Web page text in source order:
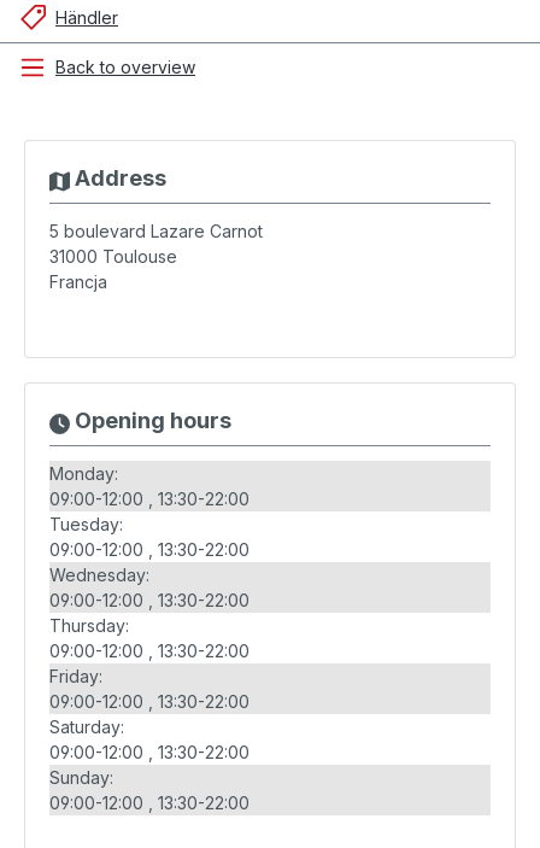
Händler
Back to overview
Address
5 boulevard Lazare Carnot
31000 Toulouse
Francja
Opening hours
Monday:
09:00-12:00
13:30-22:00
Tuesday:
09:00-12:00
13:30-22:00
Wednesday:
09:00-12:00
13:30-22:00
Thursday:
09:00-12:00
13:30-22:00
Friday:
09:00-12:00
13:30-22:00
Saturday:
09:00-12:00
13:30-22:00
Sunday:
09:00-12:00
13:30-22:00